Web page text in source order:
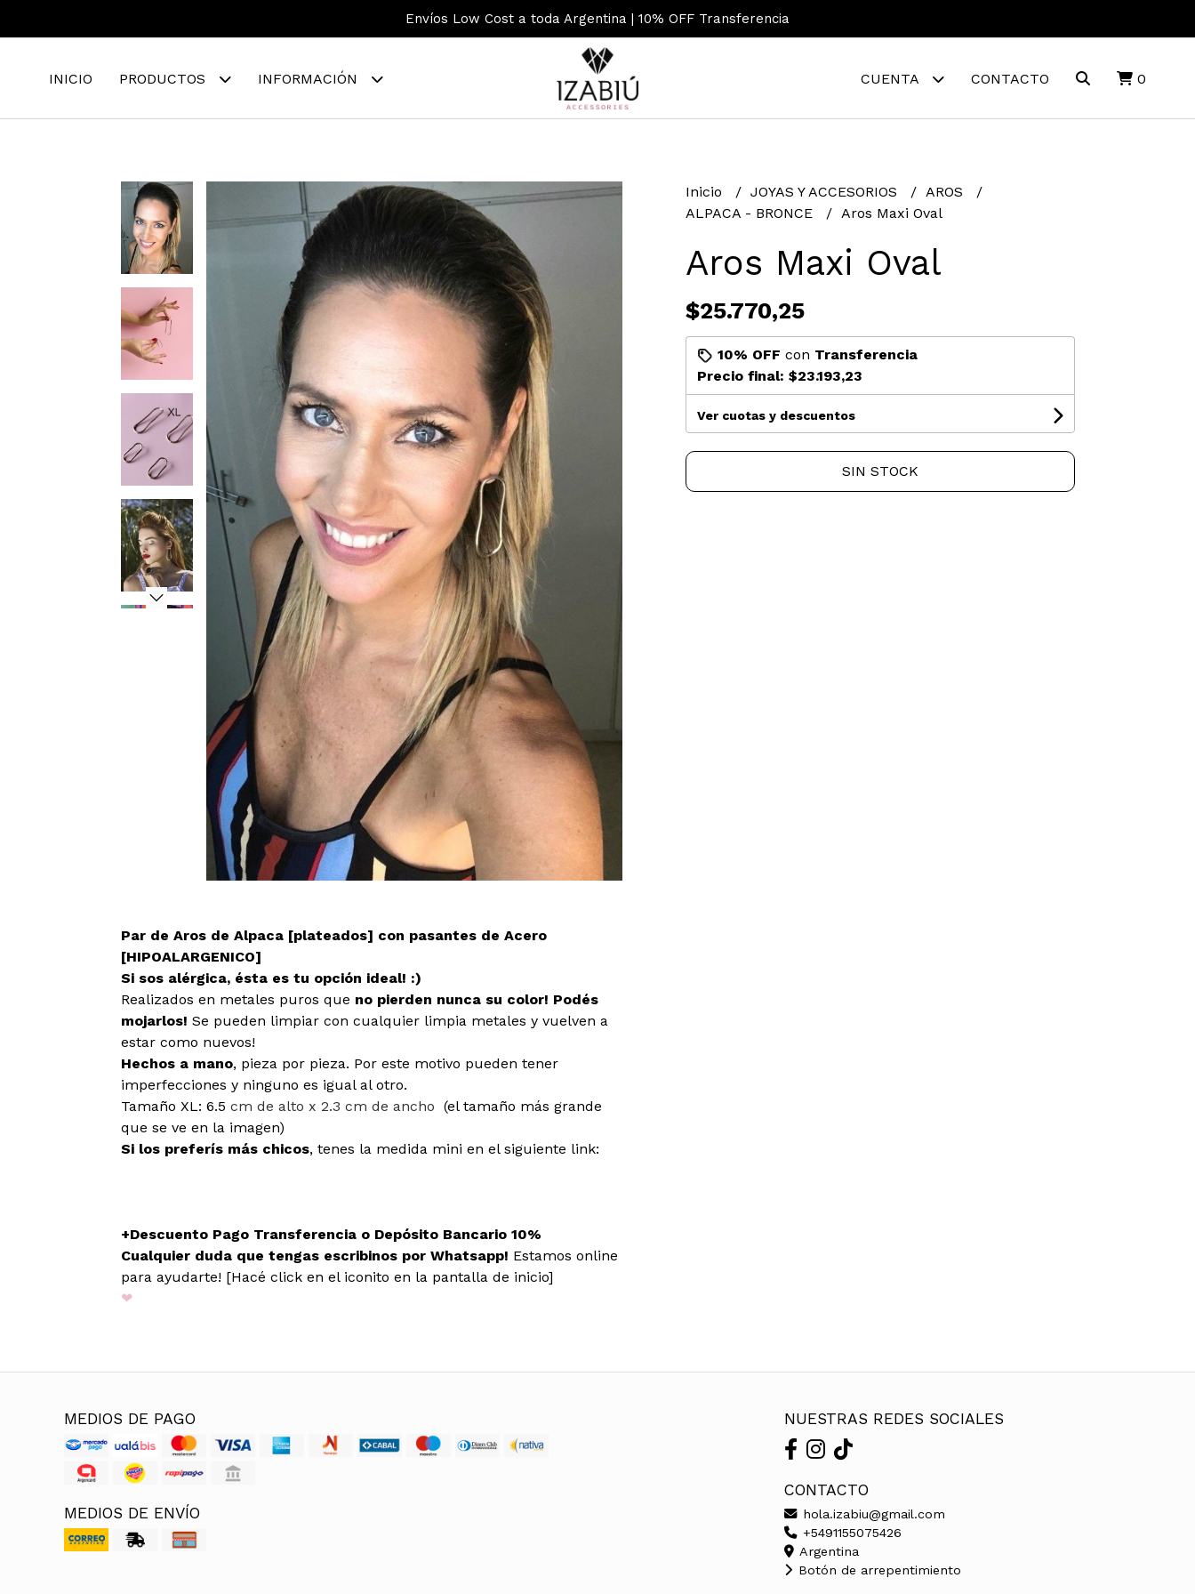
Envíos Low Cost a toda Argentina | 10% OFF Transferencia
INICIO PRODUCTOS INFORMACIÓN CUENTA CONTACTO 0
Par de Aros de Alpaca [plateados] con pasantes de Acero
[HIPOALARGENICO]
Si sos alérgica, ésta es tu opción ideal! :)
Realizados en metales puros que no pierden nunca su color! Podés
mojarlos! Se pueden limpiar con cualquier limpia metales y vuelven a
estar como nuevos!
Hechos a mano, pieza por pieza. Por este motivo pueden tener
imperfecciones y ninguno es igual al otro.
Tamaño XL: 6.5 cm de alto x 2.3 cm de ancho (el tamaño más grande
que se ve en la imagen)
Si los preferís más chicos, tenes la medida mini en el siguiente link:
+Descuento Pago Transferencia o Depósito Bancario 10%
Cualquier duda que tengas escribinos por Whatsapp! Estamos online
para ayudarte! [Hacé click en el iconito en la pantalla de inicio]
❤
Inicio JOYAS Y ACCESORIOS
AROS
ALPACA - BRONCE
Aros Maxi Oval
Aros Maxi Oval
$25.770,25
10% OFF con Transferencia
Precio final: $23.193,23
Ver cuotas y descuentos
SIN STOCK
MEDIOS DE PAGO
MEDIOS DE ENVÍO
NUESTRAS REDES SOCIALES
CONTACTO
hola.izabiu@gmail.com
+5491155075426
Argentina
Botón de arrepentimiento